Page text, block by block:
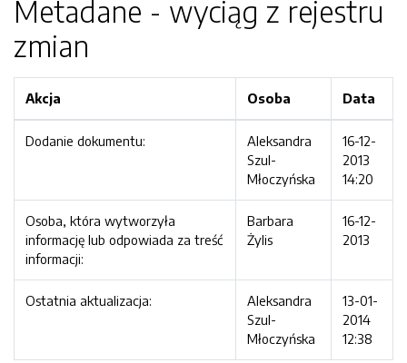
Metadane - wyciąg z rejestru
zmian
Akcja Osoba Data
Dodanie dokumentu:
Aleksandra
Szul-
Młoczyńska
16-12-
2013
14:20
Osoba, która wytworzyła
informację lub odpowiada za treść
informacji:
Barbara
Żylis
16-12-
2013
Ostatnia aktualizacja:
Aleksandra
Szul-
Młoczyńska
13-01-
2014
12:38